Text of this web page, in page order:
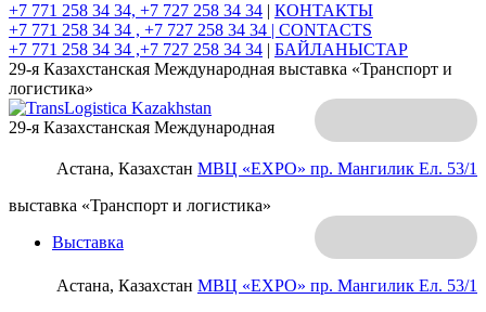
+7 771 258 34 34, +7 727 258 34 34 | КОНТАКТЫ
+7 771 258 34 34 , +7 727 258 34 34 | CONTACTS
+7 771 258 34 34 ,+7 727 258 34 34 | БАЙЛАНЫСТАР
29-я Казахстанская Международная выставка «Транспорт и
логистика»
Астана, Казахстан МВЦ «EXPO» пр. Мангилик Ел. 53/1
29-я Казахстанская Международная
выставка «Транспорт и логистика»
Астана, Казахстан МВЦ «EXPO» пр. Мангилик Ел. 53/1
Выставка